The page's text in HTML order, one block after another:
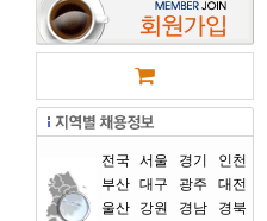
전국 서울 경기
인천
부산 대구 광주
대전
울산
강원 경남
경북